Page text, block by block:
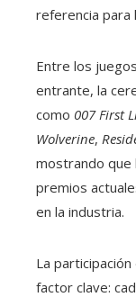
referencia para
Entre los
entrante, la
como 007 First
Wolverine,
mostrando que
premios
en la industria.
La
factor clave: